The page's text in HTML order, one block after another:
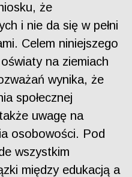
że
i nie da się w pełni
Celem niniejszego
na ziemiach
wynika, że
społecznej
uwagę na
osobowości. Pod
wszystkim
między edukacją a